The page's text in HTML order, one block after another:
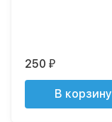
250₽
В корзину